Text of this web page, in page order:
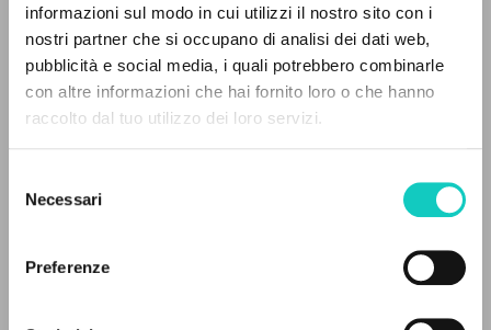
informazioni sul modo in cui utilizzi il nostro sito con i
nostri partner che si occupano di analisi dei dati web,
pubblicità e social media, i quali potrebbero combinarle
con altre informazioni che hai fornito loro o che hanno
raccolto dal tuo utilizzo dei loro servizi.
delNecessari
Preferenze
Giussani LuigiAutor
Mozart Wolfgang AmadeusCompositor
2004
Este portal recoge y pone a disposición de los
usuarios los textos de Luigi Giussani: casi 5000
voces bibliográficas, textos íntegros en 5
idiomas y líneas temáticas.